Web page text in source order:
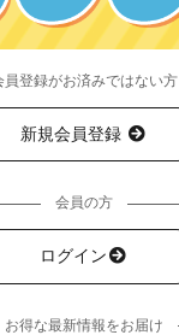
員登録がお済みではない方
新規会員登録
会員の方
ログイン
お得な最新情報をお届け